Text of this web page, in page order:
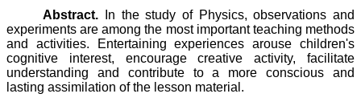
Abstract.
In the study of Physics, observations and
experiments are among the most important teaching methods
and activities. Entertaining experiences arouse children's
cognitive interest, encourage creative activity, facilitate
understanding and contribute to a more conscious and
lasting assimilation of the lesson material.